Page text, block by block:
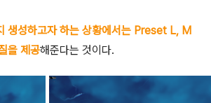
생성하고자 하는 상황에서는 Preset L, M
을 제공해준다는 것이다.